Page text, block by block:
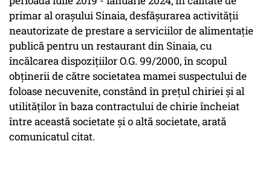
primar al oraşului Sinaia, desfăşurarea activităţii
neautorizate de prestare a serviciilor de alimentaţie
publică pentru un restaurant din Sinaia, cu
încălcarea dispoziţiilor O.G. 99/2000, în scopul
obţinerii de către societatea mamei suspectului de
foloase necuvenite, constând în preţul chiriei şi al
utilităţilor în baza contractului de chirie încheiat
între această societate şi o altă societate, arată
comunicatul citat.